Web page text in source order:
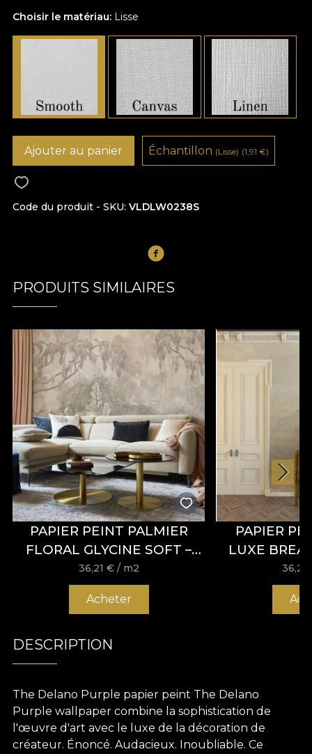
Choisir le matériau: Lisse
Code du produit - SKU VLDLW0238S
Ajouter au panier Échantillon (Lisse) (1,91 €)
PRODUITS SIMILAIRES
PAPIER PEINT PALMIER
FLORAL GLYCINE SOFT –
VLADILA
36,21 € / m2
Acheter
PAPIER
LUXE
36,21
DESCRIPTION
The Delano Purple papier peint The Delano
Purple wallpaper combine la sophistication de
l'œuvre d'art avec le luxe de la décoration de
créateur. Énoncé. Audacieux. Inoubliable. Ce